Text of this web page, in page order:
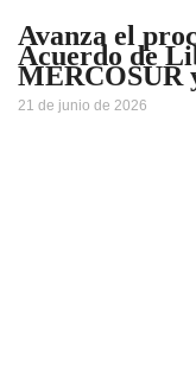
Avanza el
Acuerdo de
MERCOSUR
21 de junio de 2026